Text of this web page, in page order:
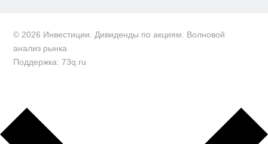
© 2026 Инвестиции. Дивиденды по акциям. Волновой
анализ рынка
Поддержка: 73q.ru